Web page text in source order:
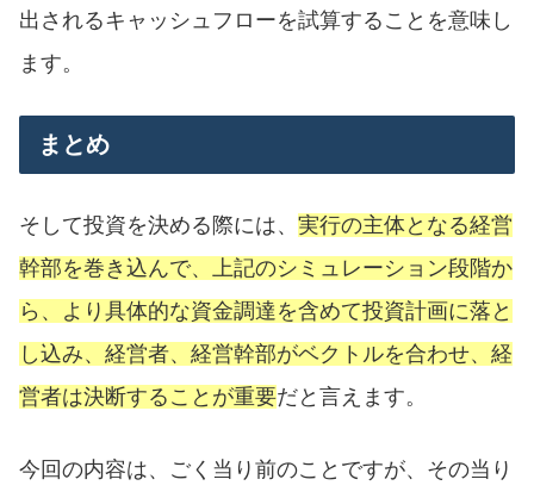
出されるキャッシュフローを試算することを意味し
ます。
まとめ
そして投資を決める際には、 実行の主体となる経営
幹部を巻き込んで、上記のシミュレーション段階か
ら、より具体的な資金調達を含めて投資計画に落と
し込み、経営者、経営幹部がベクトルを合わせ、経
営者は決断することが重要だと言えます。
今回の内容は、ごく当り前のことですが、その当り